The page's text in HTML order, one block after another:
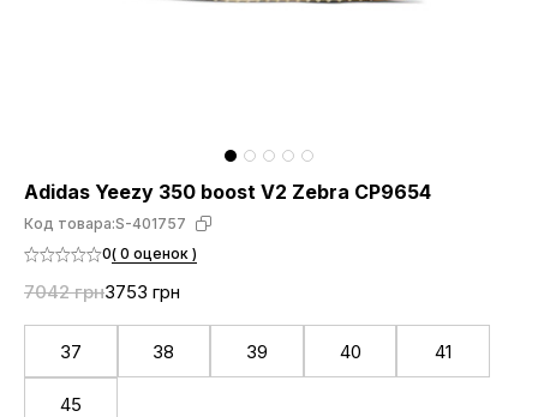
Adidas Yeezy 350 boost V2 Zebra CP9654
Код товара:S-401757
0( 0 оценок )
7042 грн3753 грн
37 38 39 40 41
45